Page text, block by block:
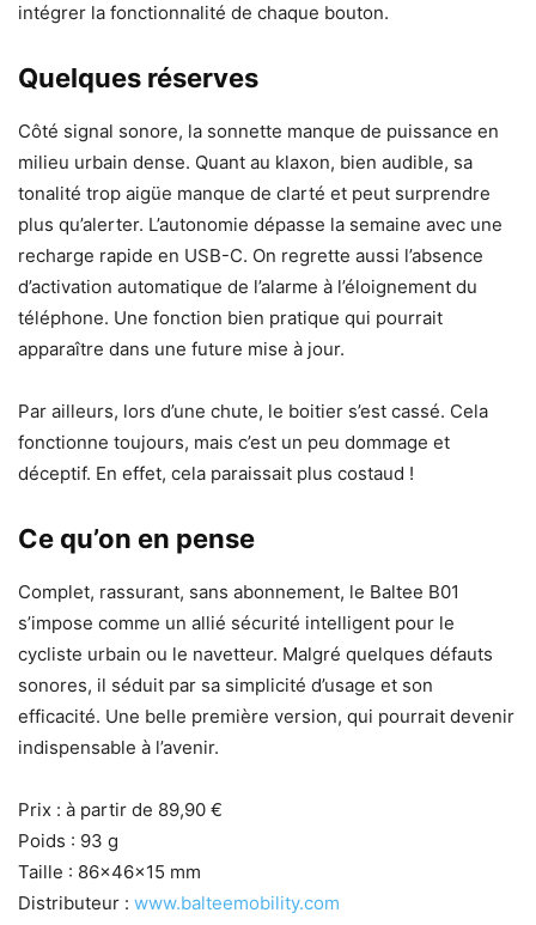
intégrer la fonctionnalité de chaque bouton.
Quelques réserves
Côté signal sonore, la sonnette manque de puissance en
milieu urbain dense. Quant au klaxon, bien audible, sa
tonalité trop aigüe manque de clarté et peut surprendre
plus qu’alerter. L’autonomie dépasse la semaine avec une
recharge rapide en USB-C. On regrette aussi l’absence
d’activation automatique de l’alarme à l’éloignement du
téléphone. Une fonction bien pratique qui pourrait
apparaître dans une future mise à jour.
Par ailleurs, lors d’une chute, le boitier s’est cassé. Cela
fonctionne toujours, mais c’est un peu dommage et
déceptif. En effet, cela paraissait plus costaud !
Ce qu’on en pense
Complet, rassurant, sans abonnement, le Baltee B01
s’impose comme un allié sécurité intelligent pour le
cycliste urbain ou le navetteur. Malgré quelques défauts
sonores, il séduit par sa simplicité d’usage et son
efficacité. Une belle première version, qui pourrait devenir
indispensable à l’avenir.
Prix : à partir de 89,90 €
Poids : 93 g
Taille : 86x46x15 mm
Distributeur : www.balteemobility.com